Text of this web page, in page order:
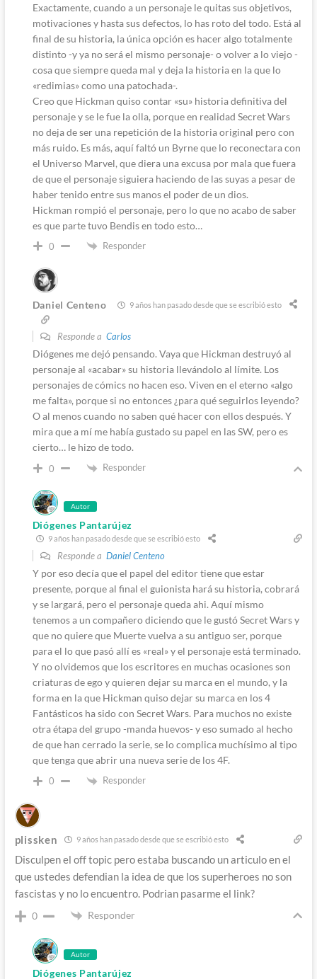
Exactamente, cuando a un personaje le quitas sus objetivos,
motivaciones y hasta sus defectos, lo has roto del todo. Está al
final de su historia, la única opción es hacer algo totalmente
distinto -y ya no será el mismo personaje- o volver a lo viejo -
cosa que siempre queda mal y deja la historia en la que lo
«redimias» como una patochada-.
Creo que Hickman quiso contar «su» historia definitiva del
personaje y se le fue la olla, porque en realidad Secret Wars
no deja de ser una repetición de la historia original pero con
más ruido. Es más, aquí faltó un Byrne que lo reconectara con
el Universo Marvel, que diera una excusa por mala que fuera
de que el personaje siguiera haciendo de las suyas a pesar de
haber tenido entre sus manos el poder de un dios.
Hickman rompió el personaje, pero lo que no acabo de saber
es que parte tuvo Bendis en todo esto…
0 Responder
Daniel Centeno 9 años han pasado desde que se escribió esto
Responde a Carlos
Diógenes me dejó pensando. Vaya que Hickman destruyó al
personaje al «acabar» su historia llevándolo al límite. Los
personajes de cómics no hacen eso. Viven en el eterno «algo
me falta», porque si no entonces ¿para qué seguirlos leyendo?
O al menos cuando no saben qué hacer con ellos después. Y
mira que a mí me había gustado su papel en las SW, pero es
cierto… le hizo de todo.
0 Responder
Autor
Diógenes Pantarújez
9 años han pasado desde que se escribió esto
Responde a Daniel Centeno
Y por eso decía que el papel del editor tiene que estar
presente, porque al final el guionista hará su historia, cobrará
y se largará, pero el personaje queda ahi. Aquí mismo
tenemos a un compañero diciendo que le gustó Secret Wars y
que no quiere que Muerte vuelva a su antiguo ser, porque
para el lo que pasó allí es «real» y el personaje está terminado.
Y no olvidemos que los escritores en muchas ocasiones son
criaturas de ego y quieren dejar su marca en el mundo, y la
forma en la que Hickman quiso dejar su marca en los 4
Fantásticos ha sido con Secret Wars. Para muchos no existe
otra étapa del grupo -manda huevos- y eso sumado al hecho
de que han cerrado la serie, se lo complica muchísimo al tipo
que tenga que abrir una nueva serie de los 4F.
0 Responder
plissken 9 años han pasado desde que se escribió esto
Disculpen el off topic pero estaba buscando un articulo en el
que ustedes defendian la idea de que los superheroes no son
fascistas y no lo encuentro. Podrian pasarme el link?
0 Responder
Autor
Diógenes Pantarújez